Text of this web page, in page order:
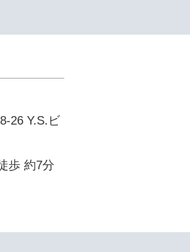
26 Y.S.ビ
歩 約7分